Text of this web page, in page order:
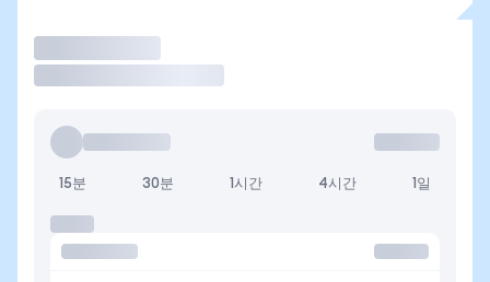
15분 30분 1시간 4시간 1일